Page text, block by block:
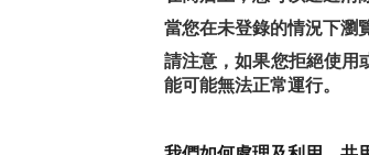
當您在未登錄的情況下瀏
請注意，如果您拒絕使用
能可能無法正常運行。